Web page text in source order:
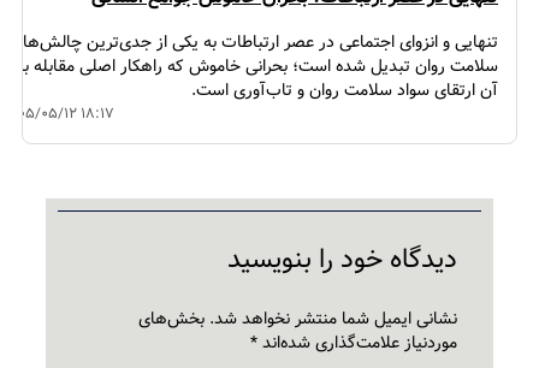
تنهایی و انزوای اجتماعی در عصر ارتباطات به یکی از جدی‌ترین چالش‌های
سلامت روان تبدیل شده است؛ بحرانی خاموش که راهکار اصلی مقابله با
آن ارتقای سواد سلامت روان و تاب‌آوری است.
۱۴۰۵/۰۵/۱۲ ۱۸:۱۷
دیدگاه‌ خود را بنویسید
نشانی ایمیل شما منتشر نخواهد شد. بخش‌های
موردنیاز علامت‌گذاری شده‌اند*